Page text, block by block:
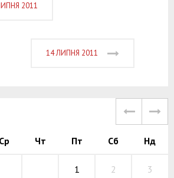
2011
14 ЛИПНЯ 2011
Ср Чт Пт Сб Нд
1 2 3